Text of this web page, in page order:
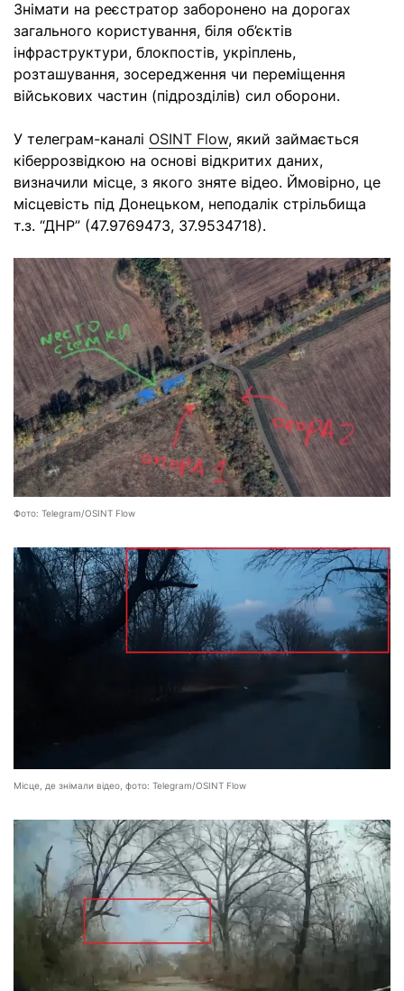
Знімати на реєстратор заборонено на дорогах
загального користування, біля об’єктів
інфраструктури, блокпостів, укріплень,
розташування, зосередження чи переміщення
військових частин (підрозділів) сил оборони.
У телеграм-каналі OSINT Flow, який займається
кіберрозвідкою на основі відкритих даних,
визначили місце, з якого зняте відео. Ймовірно, це
місцевість під Донецьком, неподалік стрільбища
т.з. “ДНР” (47.9769473, 37.9534718).
Фото: Telegram/OSINT Flow
Місце, де знімали відео, фото: Telegram/OSINT Flow